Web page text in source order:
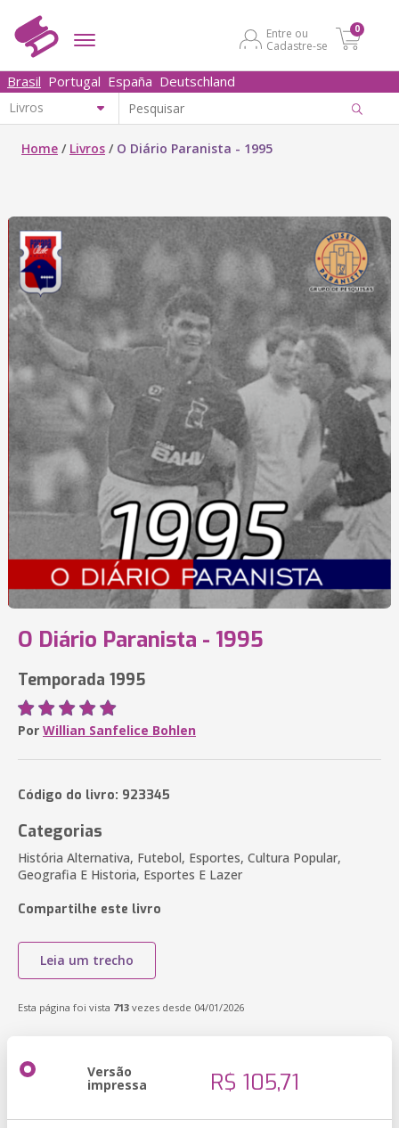
Entre ou
Cadastre-se
0
Brasil Portugal España Deutschland
Home / Livros / O Diário Paranista - 1995
O Diário Paranista - 1995
Temporada 1995
Por Willian Sanfelice Bohlen
Código do livro: 923345
Categorias
História Alternativa, Futebol, Esportes, Cultura Popular,
Geografia E Historia, Esportes E Lazer
Compartilhe este livro
Leia um trecho
Esta página foi vista 713 vezes desde 04/01/2026
Versão
impressa R$ 105,71